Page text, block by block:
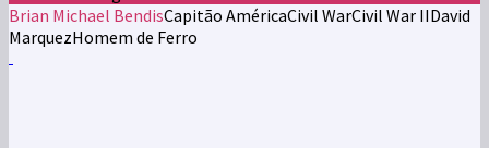
Brian Michael BendisCapitão AméricaCivil WarCivil War IIDavid
MarquezHomem de Ferro